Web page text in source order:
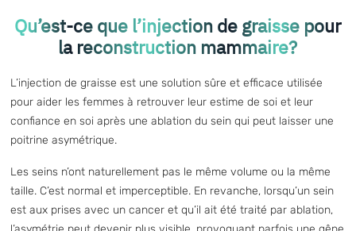
Qu’est-ce que l’injection de graisse pour
la reconstruction mammaire?
L’injection de graisse est une solution sûre et efficace utilisée
pour aider les femmes à retrouver leur estime de soi et leur
confiance en soi après une ablation du sein qui peut laisser une
poitrine asymétrique.
Les seins n’ont naturellement pas le même volume ou la même
taille. C’est normal et imperceptible. En revanche, lorsqu’un sein
est aux prises avec un cancer et qu’il ait été traité par ablation,